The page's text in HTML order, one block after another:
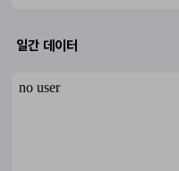
일간 데이터